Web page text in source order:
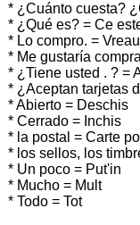
* ¿Cuánto cuesta?
* ¿Qué es? = Ce
* Lo compro. =
* Me gustaría
* ¿Tiene usted . ? =
* ¿Aceptan tarjetas
* Abierto = Deschis
* Cerrado = Inchis
* la postal = Carte
* los sellos, los
* Un poco = Put'in
* Mucho = Mult
* Todo = Tot